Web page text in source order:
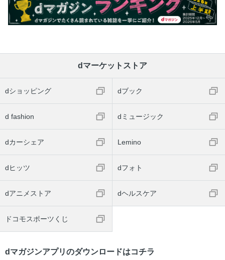
dマーケットストア
dショッピング dブック
d fashion dミュージック
dカーシェア Lemino
dヒッツ dフォト
dアニメストア dヘルスケア
ドコモスポーツくじ
dマガジンアプリのダウンロードはコチラ